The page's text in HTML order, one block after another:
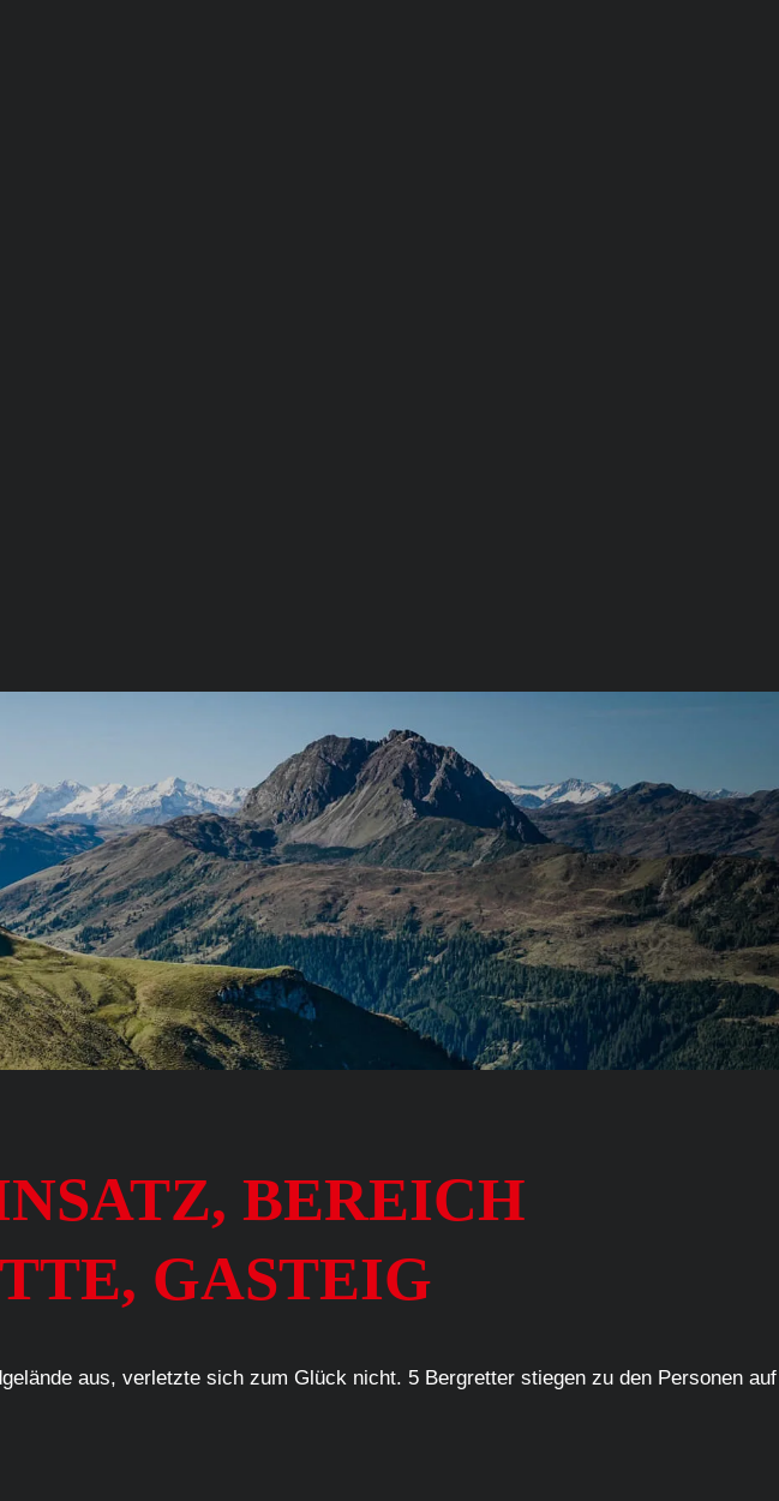
BEREICH
GASTEIG
aus, verletzte sich zum Glück nicht. 5 Bergretter stiegen zu den Personen auf